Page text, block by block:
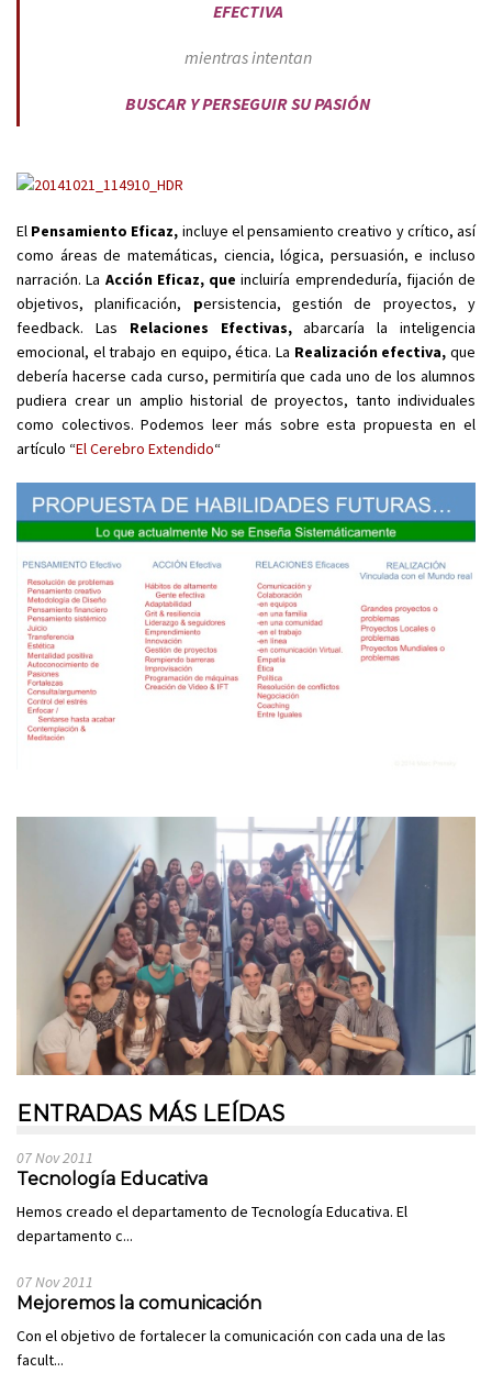
EFECTIVA
mientras intentan
BUSCAR Y PERSEGUIR SU PASIÓN
El Pensamiento Eficaz, incluye el pensamiento creativo y crítico, así
como áreas de matemáticas, ciencia, lógica, persuasión, e incluso
narración. La Acción Eficaz, queincluiría emprendeduría, fijación de
objetivos, planificación, persistencia, gestión de proyectos, y
feedback. Las Relaciones Efectivas,abarcaría la inteligencia
emocional, el trabajo en equipo, ética. La Realización efectiva,que
debería hacerse cada curso, permitiría que cada uno de los alumnos
pudiera crear un amplio historial de proyectos, tanto individuales
como colectivos. Podemos leer más sobre esta propuesta en el
artículo “El Cerebro Extendido“
ENTRADAS MÁS LEÍDAS
07 Nov 2011
Tecnología Educativa
Hemos creado el departamento de Tecnología Educativa. El
departamento c...
07 Nov 2011
Mejoremos la comunicación
Con el objetivo de fortalecer la comunicación con cada una de las
facult...